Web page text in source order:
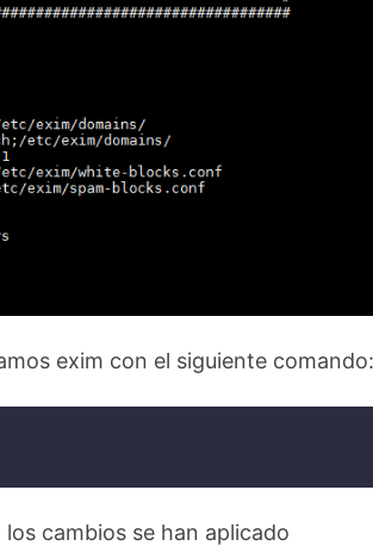
exim con el siguiente comando:
cambios se han aplicado